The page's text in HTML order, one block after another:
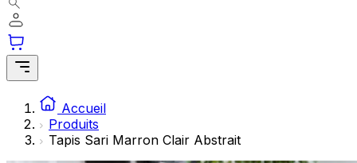
Accueil
Produits
Tapis Sari Marron Clair Abstrait
Les cookies marketing sont utilisés pour suivre les
engageantes pour l'utilisateur individuel et, par